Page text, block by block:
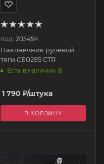
Код: 205454
Наконечник рулевой
тяги CE0295 CTR
Есть в наличии: 8
1 790 ₽/штука
В КОРЗИНУ